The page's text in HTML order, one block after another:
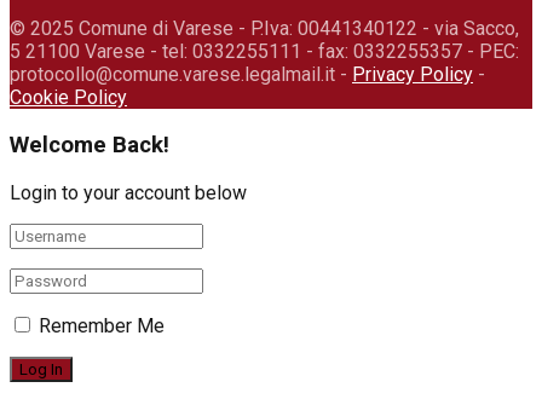
© 2025 Comune di Varese - P.Iva: 00441340122 - via Sacco,
5 21100 Varese - tel: 0332255111 - fax: 0332255357 - PEC:
protocollo@comune.varese.legalmail.it - Privacy Policy -
Cookie Policy
Welcome Back!
Login to your account below
Remember Me